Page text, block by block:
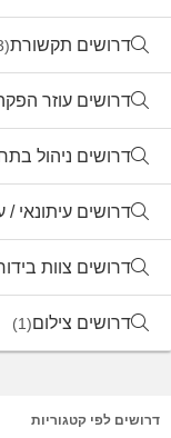
דרושים תקשורת(3)
דרושים עוזר
דרושים ניהול
דרושים עיתונאי /
דרושים צוות
דרושים צילום(1)
דרושים לפי קטגוריות